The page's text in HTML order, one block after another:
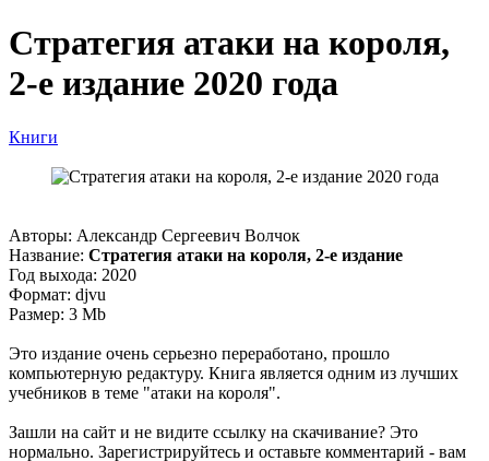
Стратегия атаки на короля,
2-е издание 2020 года
Книги
Авторы: Александр Сергеевич Волчок
Название: Стратегия атаки на короля, 2-е издание
Год выхода: 2020
Формат: djvu
Размер: 3 Mb
Это издание очень серьезно переработано, прошло
компьютерную редактуру. Книга является одним из лучших
учебников в теме "атаки на короля".
Зашли на сайт и не видите ссылку на скачивание? Это
нормально. Зарегистрируйтесь и оставьте комментарий - вам